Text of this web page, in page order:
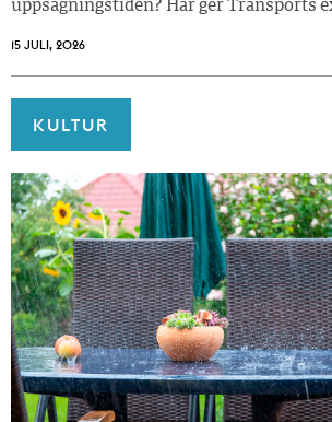
uppsägningstiden? Här ger Transports
15 JULI, 2026
KULTUR